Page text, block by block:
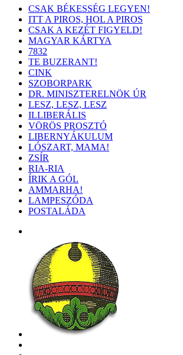
CSAK BÉKESSÉG LEGYEN!
ITT A PIROS, HOL A PIROS
CSAK A KEZÉT FIGYELD!
MAGYAR KÁRTYA
7832
TE BUZERANT!
CINK
SZOBORPARK
DR. MINISZTERELNÖK ÚR
LESZ, LESZ, LESZ
ILLIBERÁLIS
VÖRÖS PROSZTÓ
LIBERNYÁKULUM
LÓSZART, MAMA!
ZSÍR
RIA-RIA
ÍRIK A GÓL
AMMARHA!
LAMPESZÓDA
POSTALÁDA